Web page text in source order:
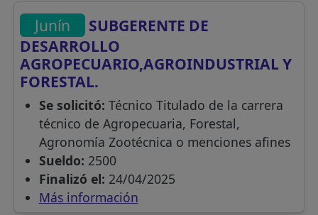
Junín
SUBGERENTE DE
DESARROLLO
AGROPECUARIO,AGROINDUSTRIAL Y
FORESTAL.
Se solicitó: Técnico Titulado de la carrera
técnico de Agropecuaria, Forestal,
Agronomía Zootécnica o menciones afines
Sueldo: 2500
Finalizó el: 24/04/2025
Más información